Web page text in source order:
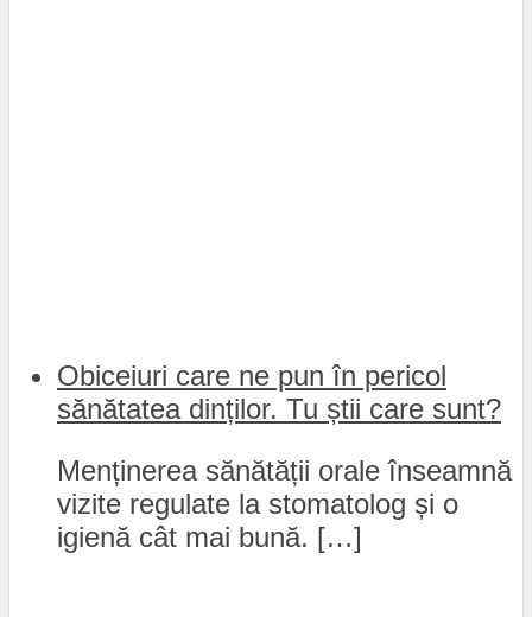
Obiceiuri care ne pun în pericol
sănătatea dinților. Tu știi care sunt?
Menținerea sănătății orale înseamnă
vizite regulate la stomatolog și o
igienă cât mai bună. […]